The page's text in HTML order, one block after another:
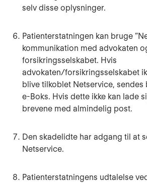
selv disse oplysninger.
Patienterstatningen kan bruge
kommunikation med advokaten
forsikringsselskabet. Hvis
advokaten/forsikringsselskabet
blive tilkoblet Netservice, sendes
e-Boks. Hvis dette ikke kan lade
brevene med almindelig post.
Den skadelidte har adgang til at
Netservice.
Patienterstatningens udtalelse